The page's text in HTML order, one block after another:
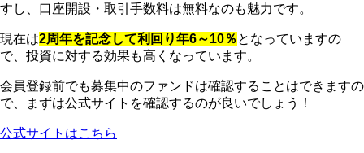
すし、口座開設・取引手数料は無料なのも魅力です。
現在は2周年を記念して利回り年6～10％ となっていますの
で、投資に対する効果も高くなっています。
会員登録前でも募集中のファンドは確認することはできますの
で、まずは公式サイトを確認するのが良いでしょう！
公式サイトはこちら